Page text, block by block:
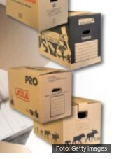
Foto: Getty Images